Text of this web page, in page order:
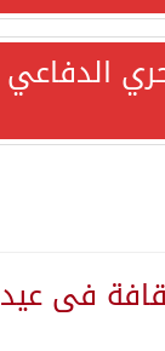
الدفاعي
فى عيد